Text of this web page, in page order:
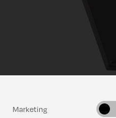
Marketing